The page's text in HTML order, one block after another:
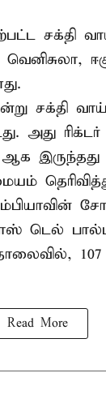
சக்தி
சக்தி
அது ரிக்டர்
டெல்
107
Read More